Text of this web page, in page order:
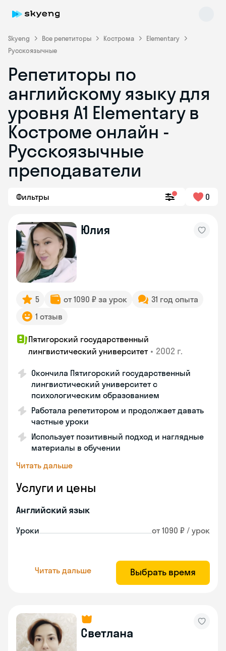
Skyeng Все репетиторы Кострома
Elementary
Русскоязычные
Репетиторы по
английскому языку для
уровня A1 Elementary в
Костроме онлайн -
Русскоязычные
преподаватели
Фильтры 0
Юлия
5 от 1090 ₽ за урок
31 год опыта
1 отзыв
Пятигорский государственный
лингвистический университет • 2002 г.
Окончила Пятигорский государственный
лингвистический университет с
психологическим образованием
Работала репетитором и продолжает давать
частные уроки
Использует позитивный подход и наглядные
материалы в обучении
Читать дальше
Услуги и цены
Английский язык
Уроки от 1090 ₽ / урок
Читать дальше Выбрать время
Светлана
Skyeng Chat
online